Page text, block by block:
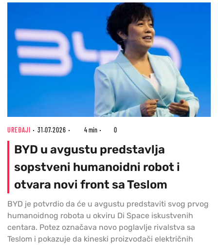
UREĐAJI 31.07.2026 4 min 0
BYD u avgustu predstavlja
sopstveni humanoidni robot i
otvara novi front sa Teslom
BYD je potvrdio da će u avgustu predstaviti svog prvog
humanoidnog robota u okviru Di Space iskustvenih
centara. Potez označava novo poglavlje rivalstva sa
Teslom i pokazuje da kineski proizvođači električnih